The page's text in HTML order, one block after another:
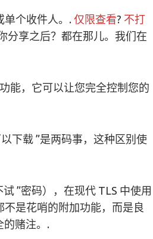
单个收件人。.仅限查看? 不打
分享之后？都在那儿。我们在
能，它可以让您完全控制您的
下载 ”是两码事，这种区别使
”密码），在现代 TLS 中使用
不是花哨的附加功能，而是良
的赌注。.